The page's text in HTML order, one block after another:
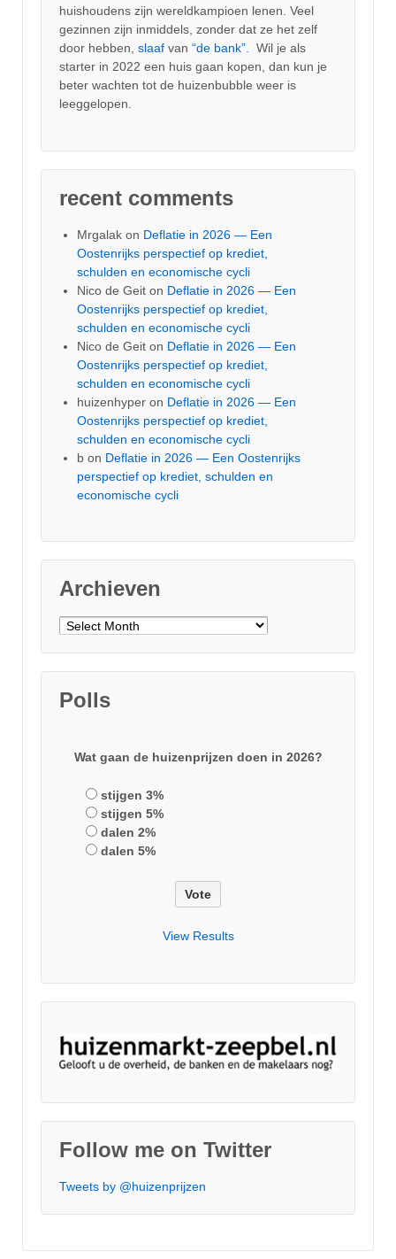
huishoudens zijn wereldkampioen lenen. Veel
gezinnen zijn inmiddels, zonder dat ze het zelf
door hebben, slaaf van “de bank”.
Wil je als
starter in 2022 een huis gaan kopen, dan kun je
beter wachten tot de huizenbubble weer is
leeggelopen.
recent comments
Mrgalak on Deflatie in 2026 — Een
Oostenrijks perspectief op krediet,
schulden en economische cycli
Nico de Geit on Deflatie in 2026 — Een
Oostenrijks perspectief op krediet,
schulden en economische cycli
Nico de Geit on Deflatie in 2026 — Een
Oostenrijks perspectief op krediet,
schulden en economische cycli
huizenhyper on Deflatie in 2026 — Een
Oostenrijks perspectief op krediet,
schulden en economische cycli
b on Deflatie in 2026 — Een Oostenrijks
perspectief op krediet, schulden en
economische cycli
Archieven
Archieven
Polls
Wat gaan de huizenprijzen doen in 2026?
stijgen 3%
stijgen 5%
dalen 2%
dalen 5%
View Results
Follow me on Twitter
Tweets by @huizenprijzen